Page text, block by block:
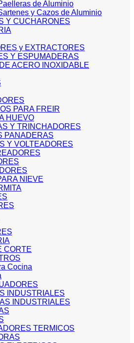
de Aluminio
y Cazos de Aluminio
Y CUCHARONES
y EXTRACTORES
Y ESPUMADERAS
ACERO INOXIDABLE
PARA FREIR
HUEVO
Y TRINCHADORES
PANADERAS
Y VOLTEADORES
NIEVE
CORTE
Cocina
INDUSTRIALES
INDUSTRIALES
TERMICOS